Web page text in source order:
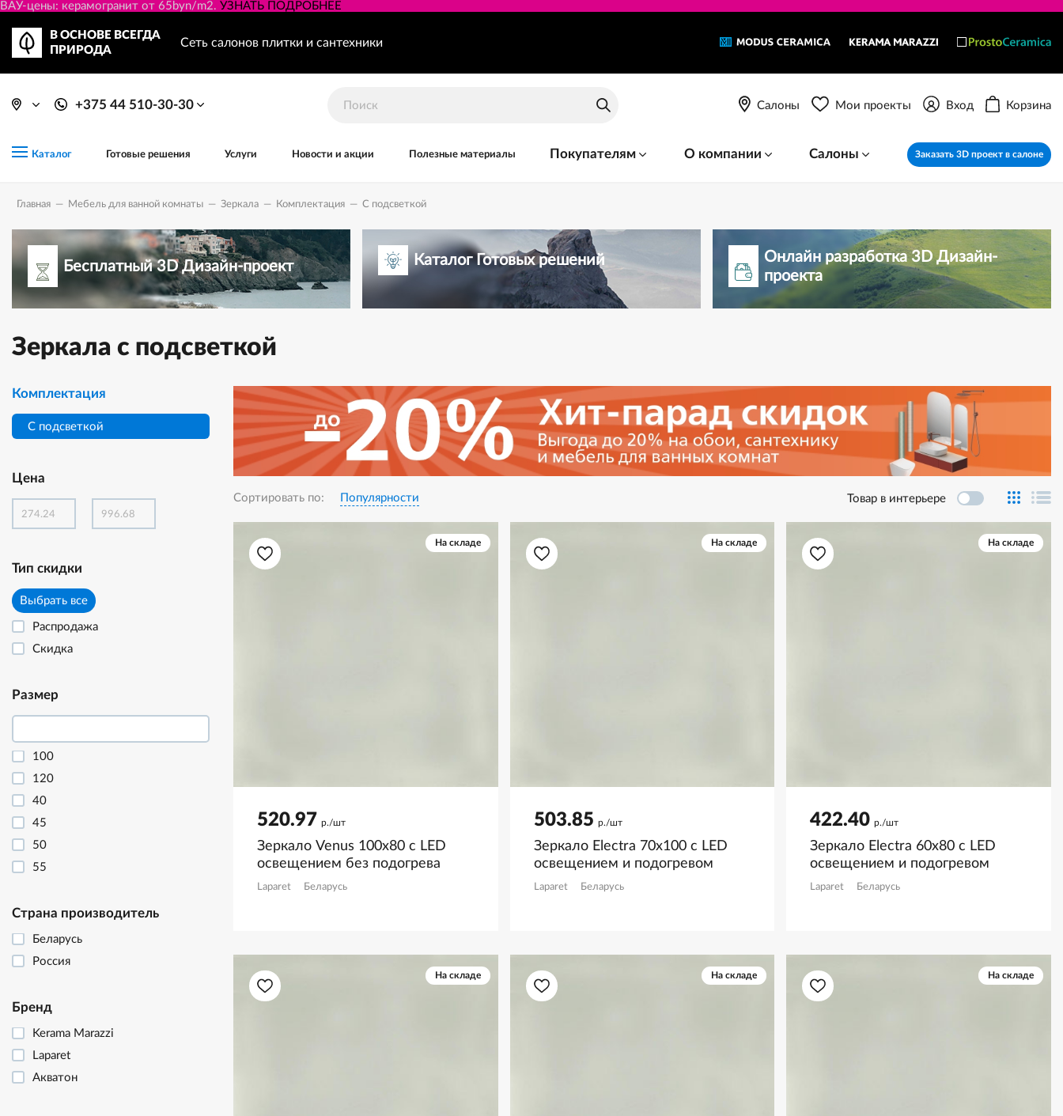
ВАУ-цены: керамогранит от 65byn/m2. УЗНАТЬ ПОДРОБНЕЕ
В ОСНОВЕ ВСЕГДА
ПРИРОДА
Сеть салонов плитки и сантехники
+375 44 510-30-30 Салоны Мои проекты Вход Корзина
Каталог Готовые решения Услуги Новости и акции Полезные материалы Покупателям О компании Салоны Заказать 3D проект в салоне
Главная — Мебель для ванной комнаты — Зеркала — Комплектация — С подсветкой
Бесплатный 3D Дизайн-проект Каталог Готовых решений
Онлайн разработка 3D Дизайн-
проекта
Зеркала с подсветкой
Комплектация
С подсветкой
Цена
Тип скидки
Выбрать все
Распродажа
Скидка
Размер
100
120
40
45
50
55
70
75
80
Страна производитель
Беларусь
Россия
Бренд
Kerama Marazzi
Laparet
Акватон
Сортировать по: Популярности Товар в интерьере
На складе
520.97 р./шт
Зеркало Venus 100х80 с LED
освещением без подогрева
Laparet Беларусь
На складе
503.85 р./шт
Зеркало Electra 70х100 с LED
освещением и подогревом
Laparet Беларусь
На складе
422.40 р./шт
Зеркало Electra 60х80 с LED
освещением и подогревом
Laparet Беларусь
На складе На складе На складе